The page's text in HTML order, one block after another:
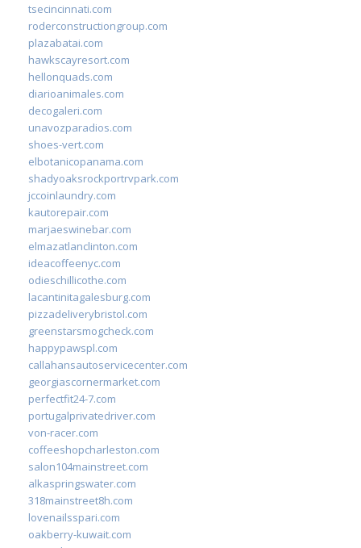
tsecincinnati.com
roderconstructiongroup.com
plazabatai.com
hawkscayresort.com
hellonquads.com
diarioanimales.com
decogaleri.com
unavozparadios.com
shoes-vert.com
elbotanicopanama.com
shadyoaksrockportrvpark.com
jccoinlaundry.com
kautorepair.com
marjaeswinebar.com
elmazatlanclinton.com
ideacoffeenyc.com
odieschillicothe.com
lacantinitagalesburg.com
pizzadeliverybristol.com
greenstarsmogcheck.com
happypawspl.com
callahansautoservicecenter.com
georgiascornermarket.com
perfectfit24-7.com
portugalprivatedriver.com
von-racer.com
coffeeshopcharleston.com
salon104mainstreet.com
alkaspringswater.com
318mainstreet8h.com
lovenailsspari.com
oakberry-kuwait.com